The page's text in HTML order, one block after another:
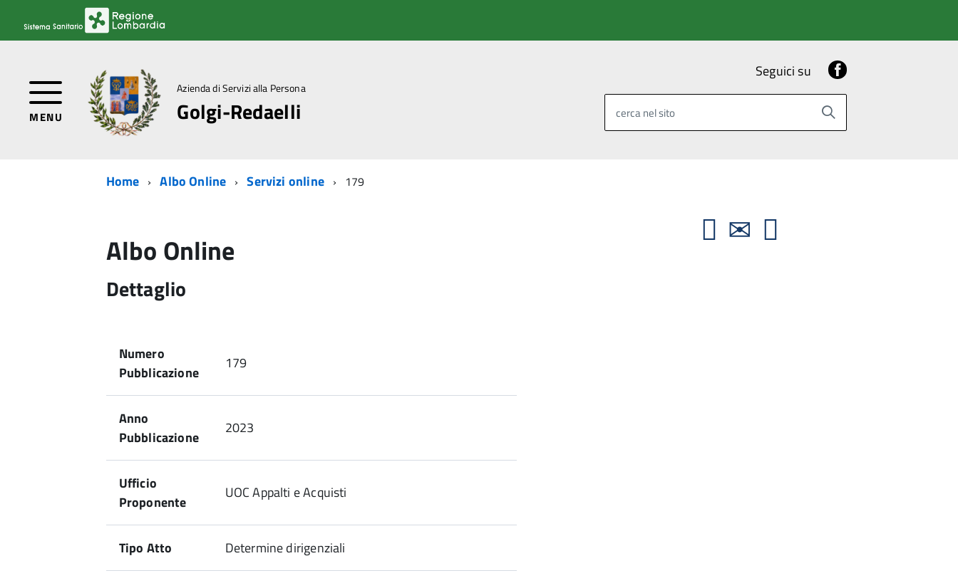
MENU
Azienda di Servizi alla Persona
Golgi-Redaelli
Seguici su
cerca nel sito
Home Albo Online Servizi online 179
Albo Online
Dettaglio
Numero
Pubblicazione
179
Anno
Pubblicazione
2023
Ufficio
Proponente
UOC Appalti e Acquisti
Tipo Atto Determine dirigenziali